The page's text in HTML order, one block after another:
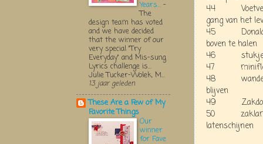
44
gang van het
45 Donald
boven te halen
46 stukje
47
48 wandel-
blijven
49
50
latenschijnen
Years... -
The
design team has voted
and we have decided
that the winner of our
very special "Try
Everyday" and Mis-sung
Lyrics challenge is...
Julie Tucker-Wolek, M...
13 jaar geleden
These Are a Few of My
Favorite Things
Our
winner
for Fave